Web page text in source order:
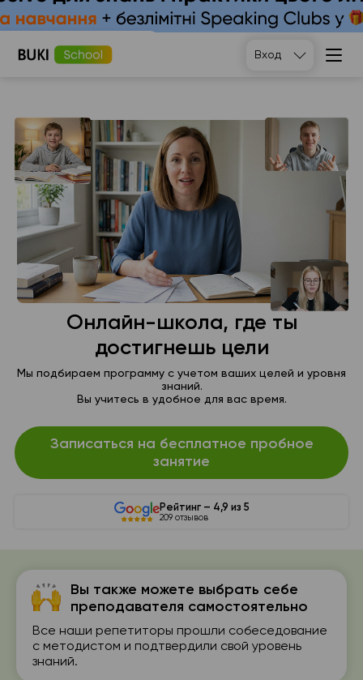
Вход
Вы также можете выбрать себе
преподавателя самостоятельно
Все наши репетиторы прошли собеседование
с методистом и подтвердили свой уровень
знаний.
Онлайн-школа, где ты
достигнешь цели
Мы подбираем программу с учетом ваших целей и уровня
знаний.
Вы учитесь в удобное для вас время.
Записаться на бесплатное пробное
занятие
Рейтинг – 4,9 из 5
209 отзывов
Подобрать